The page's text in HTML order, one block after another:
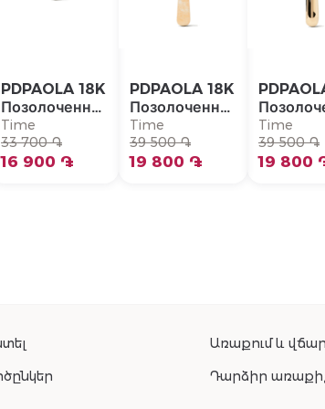
PDPAOLA 18K
Позолоченная
Серебряная
Моно-серьга/
PG01-092-U
Time
33 700 ֏
16 900 ֏
PDPAOLA 18K
Позолоченная
Серебряная
Моно-серьга/
PG01-090-U
Time
39 500 ֏
19 800 ֏
Моно-
PG01-
Time
39 500 ֏
19 800
Առաքում և
Դարձիր